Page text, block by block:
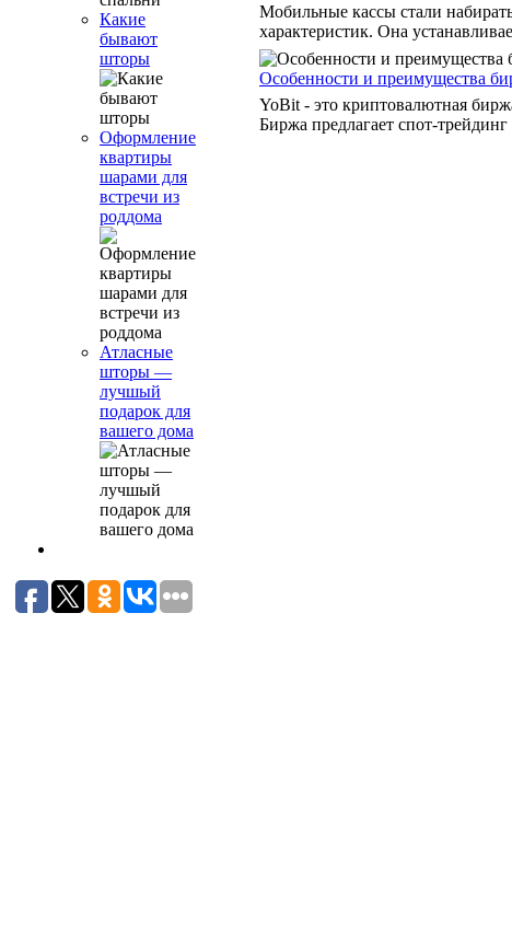
Какие
бывают
шторы
Оформление
квартиры
шарами для
встречи из
роддома
Атласные
шторы —
лучшый
подарок для
вашего дома
Мобильные кассы стали
характеристик. Она
Особенности и преимущества
YoBit - это криптовалютная
Биржа предлагает спот-